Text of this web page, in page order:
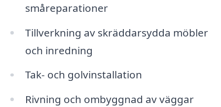
småreparationer
Tillverkning av skräddarsydda möbler
och inredning
Tak- och golvinstallation
Rivning och ombyggnad av väggar